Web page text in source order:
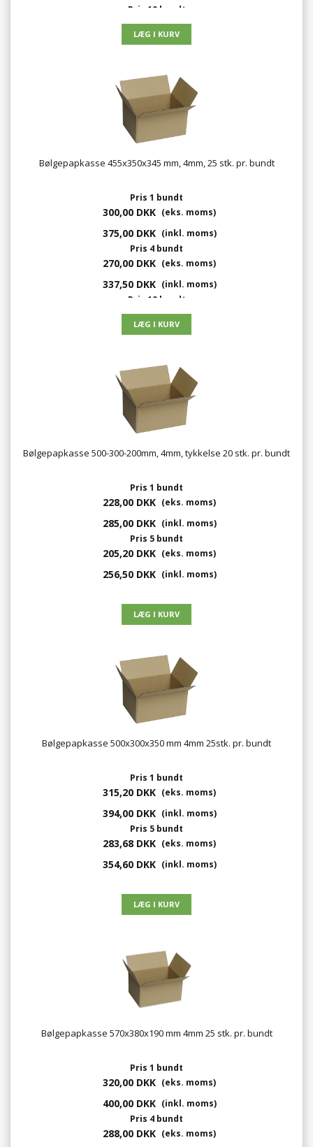
Pris 10 bundt
204,48 DKK (eks. moms)
255,60 DKK (inkl. moms)
Bølgepapkasse 455x350x345 mm, 4mm, 25 stk. pr. bundt
Pris 1 bundt
300,00 DKK (eks. moms)
375,00 DKK (inkl. moms)
Pris 4 bundt
270,00 DKK (eks. moms)
337,50 DKK (inkl. moms)
Pris 10 bundt
240,00 DKK (eks. moms)
300,00 DKK (inkl. moms)
Bølgepapkasse 500-300-200mm, 4mm, tykkelse 20 stk. pr. bundt
Pris 1 bundt
228,00 DKK (eks. moms)
285,00 DKK (inkl. moms)
Pris 5 bundt
205,20 DKK (eks. moms)
256,50 DKK (inkl. moms)
Bølgepapkasse 500x300x350 mm 4mm 25stk. pr. bundt
Pris 1 bundt
315,20 DKK (eks. moms)
394,00 DKK (inkl. moms)
Pris 5 bundt
283,68 DKK (eks. moms)
354,60 DKK (inkl. moms)
Bølgepapkasse 570x380x190 mm 4mm 25 stk. pr. bundt
Pris 1 bundt
320,00 DKK (eks. moms)
400,00 DKK (inkl. moms)
Pris 4 bundt
288,00 DKK (eks. moms)